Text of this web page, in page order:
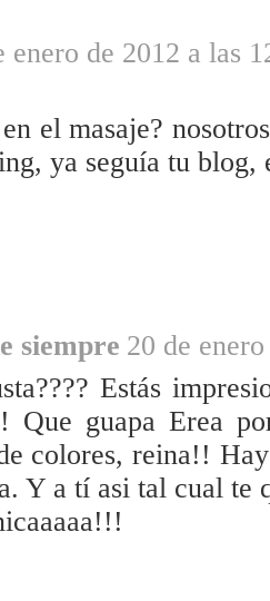
enero de 2012 a las
el masaje?
ya seguía tu blog,
siempre 20 de
Estás
Que guapa Erea
colores, reina!!
Y a tí asi tal cual te